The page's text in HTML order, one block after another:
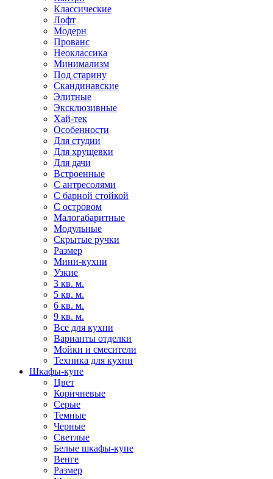
Классические
Лофт
Модерн
Прованс
Неоклассика
Минимализм
Под старину
Скандинавские
Элитные
Эксклюзивные
Хай-тек
Особенности
Для студии
Для хрущевки
Для дачи
Встроенные
С антресолями
С барной стойкой
С островом
Малогабаритные
Модульные
Скрытые ручки
Размер
Мини-кухни
Узкие
3 кв. м.
5 кв. м.
6 кв. м.
9 кв. м.
Все для кухни
Варианты отделки
Мойки и смесители
Техника для кухни
Шкафы-купе
Цвет
Коричневые
Серые
Темные
Черные
Светлые
Белые шкафы-купе
Венге
Размер